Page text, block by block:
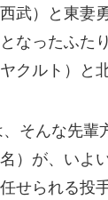
武）と東妻
なったふた
クルト）と
そんな先輩
）が、いよ
せられる投